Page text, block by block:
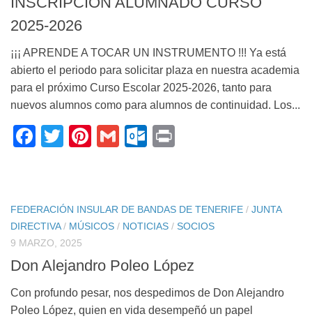
2025-2026
¡¡¡ APRENDE A TOCAR UN INSTRUMENTO !!! Ya está
abierto el periodo para solicitar plaza en nuestra academia
para el próximo Curso Escolar 2025-2026, tanto para
nuevos alumnos como para alumnos de continuidad. Los...
Facebook
TwitterPinterest
GmailOutlook.com
FEDERACIÓN INSULAR DE BANDAS DE TENERIFE / JUNTA
DIRECTIVA/ MÚSICOS / NOTICIAS / SOCIOS
9 MARZO, 2025
Don Alejandro Poleo López
Con profundo pesar, nos despedimos de Don Alejandro
Poleo López, quien en vida desempeñó un papel